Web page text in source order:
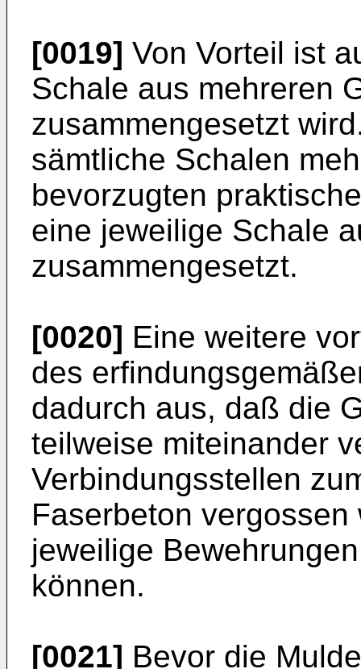
[0019] Von Vorteil ist
Schale aus mehreren
zusammengesetzt
sämtliche Schalen
bevorzugten
eine jeweilige Schale
zusammengesetzt.
[0020] Eine weitere
des
dadurch aus, daß die
teilweise miteinander
Verbindungsstellen
Faserbeton
jeweilige
können.
[0021] Bevor die